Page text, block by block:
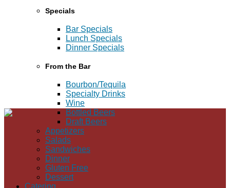
Specials
Bar Specials
Lunch Specials
Dinner Specials
From the Bar
Bourbon/Tequila
Specialty Drinks
Wine
Bottled Beers
Draft Beers
Appetizers
Salads
Sandwiches
Dinner
Gluten Free
Dessert
Catering